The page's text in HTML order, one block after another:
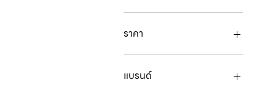
ราคา
แบรนด์